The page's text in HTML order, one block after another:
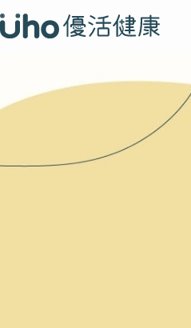
腺在 疫情保衛戰 再生醫學